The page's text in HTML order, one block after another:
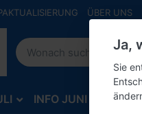
ÜBER UNS
INFO JUNI INFO
Ja,
Sie